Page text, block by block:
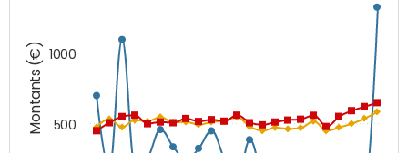
Montants (€) 500
1000